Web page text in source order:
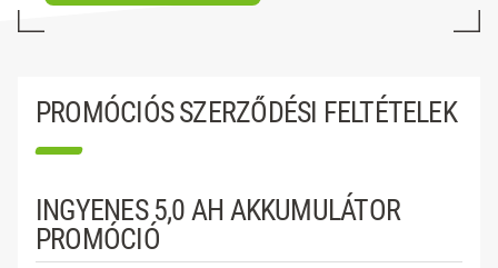
PROMÓCIÓS SZERZŐDÉSI FELTÉTELEK
INGYENES 5,0 AH AKKUMULÁTOR
PROMÓCIÓ